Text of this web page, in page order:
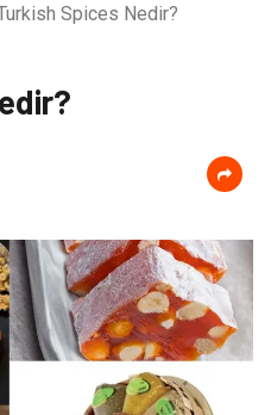
Spices Nedir?